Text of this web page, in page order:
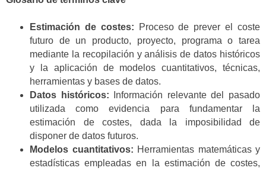
Estimación de costes: Proceso de prever el coste
futuro de un producto, proyecto, programa o tarea
mediante la recopilación y análisis de datos históricos
y la aplicación de modelos cuantitativos, técnicas,
herramientas y bases de datos.
Datos históricos: Información relevante del pasado
utilizada como evidencia para fundamentar la
estimación de costes, dada la imposibilidad de
disponer de datos futuros.
Modelos cuantitativos: Herramientas matemáticas y
estadísticas empleadas en la estimación de costes,